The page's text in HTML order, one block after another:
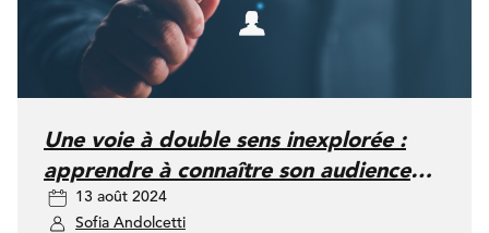
Une voie à double sens inexplorée :
apprendre à connaître son audience
pour mieux se faire connaître
13 août 2024
Sofia Andolcetti